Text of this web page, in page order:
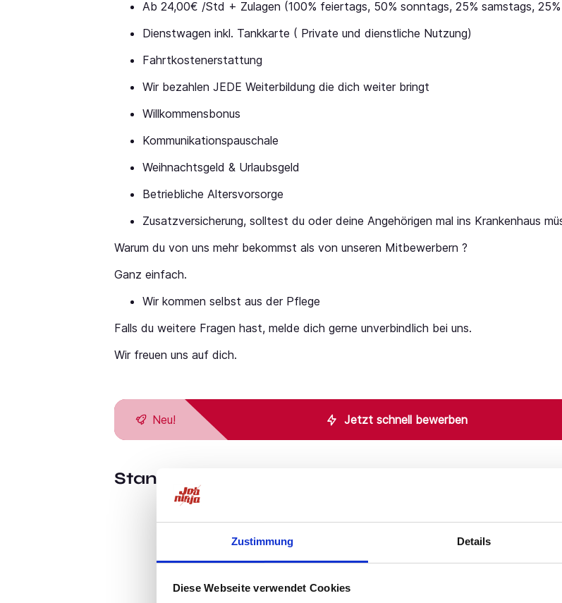
Zustimmung Details
Diese Webseite verwendet Cookies
Ab 24,00€ /Std + Zulagen (100% feiertags, 50% sonntags, 25% samstags,
Dienstwagen inkl. Tankkarte ( Private und dienstliche Nutzung)
Fahrtkostenerstattung
Wir bezahlen JEDE Weiterbildung die dich weiter bringt
Willkommensbonus
Kommunikationspauschale
Weihnachtsgeld & Urlaubsgeld
Betriebliche Altersvorsorge
Zusatzversicherung, solltest du oder deine Angehörigen mal ins Krankenhaus
Warum du von uns mehr bekommst als von unseren Mitbewerbern ?
Ganz einfach.
Wir kommen selbst aus der Pflege
Falls du weitere Fragen hast, melde dich gerne unverbindlich bei uns.
Wir freuen uns auf dich.
Jetzt schnell bewerben
Neu!
Standort: